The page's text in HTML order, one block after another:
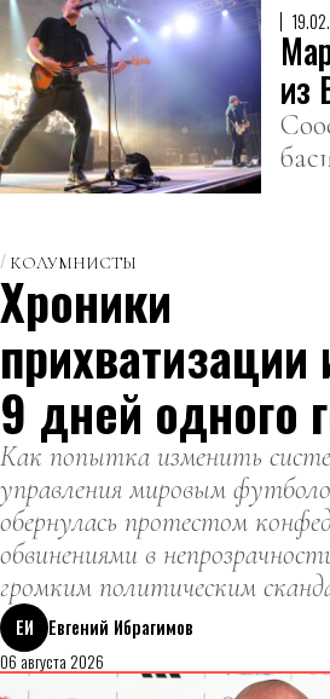
создал
картину ко
Дню святого
Валентина
из
КОЛУМНИСТЫ
Хроники
прихватизации
9 дней одного
Как попытка изменить
управления мировым
обернулась протестом
обвинениями в
громким политическим
ЕИ
Евгений Ибрагимов
06 августа 2026